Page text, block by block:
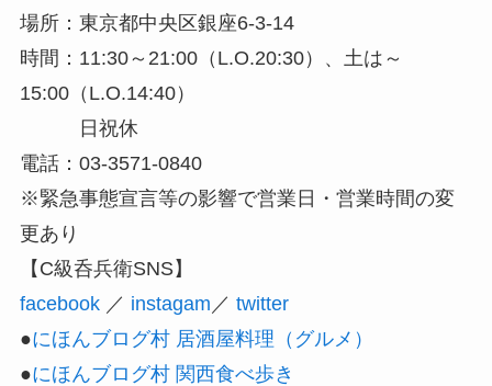
場所：東京都中央区銀座6-3-14
時間：11:30～21:00（L.O.20:30）、土は～
15:00（L.O.14:40）
日祝休
電話：03-3571-0840
※緊急事態宣言等の影響で営業日・営業時間の変
更あり
【C級呑兵衛SNS】
facebook／ instagam ／ twitter
●にほんブログ村 居酒屋料理（グルメ）
●にほんブログ村 関西食べ歩き